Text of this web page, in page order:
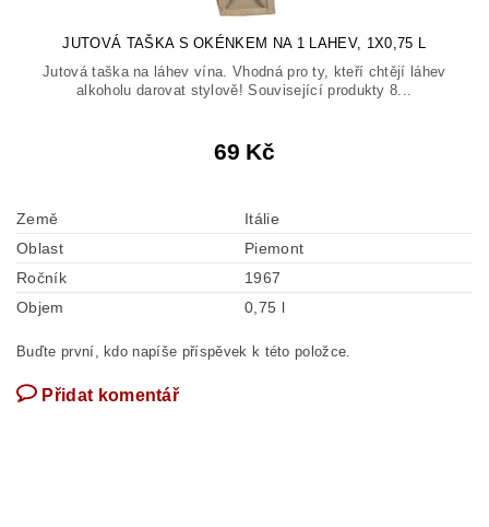
JUTOVÁ TAŠKA S OKÉNKEM NA 1 LAHEV, 1X0,75 L
Jutová taška na láhev vína. Vhodná pro ty, kteří chtějí láhev
alkoholu darovat stylově! Související produkty 8...
69 Kč
Země
Itálie
Oblast
Piemont
Ročník
1967
Objem
0,75 l
Buďte první, kdo napíše příspěvek k této položce.
Přidat komentář